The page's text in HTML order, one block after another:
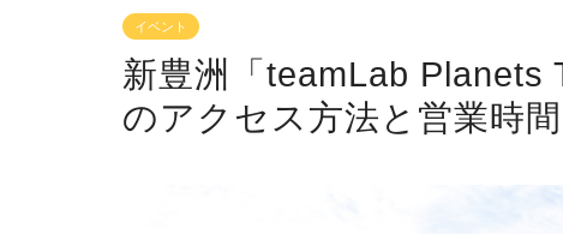
イベント
新豊洲「teamLab Planets
のアクセス方法と営業時